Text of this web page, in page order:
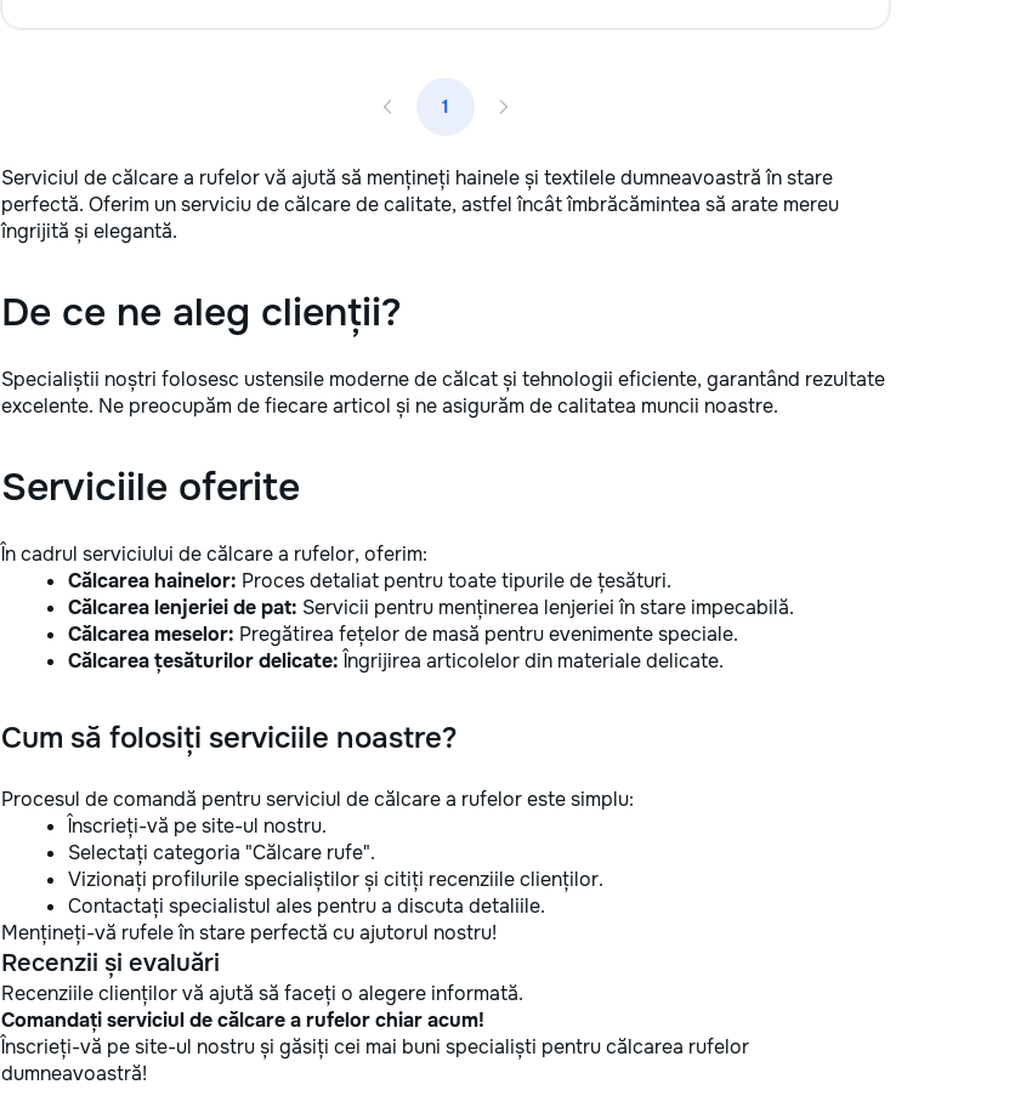
1
Serviciul de călcare a rufelor vă ajută să mențineți hainele și textilele dumneavoastră în stare
perfectă. Oferim un serviciu de călcare de calitate, astfel încât îmbrăcămintea să arate mereu
îngrijită și elegantă.
De ce ne aleg clienții?
Specialiștii noștri folosesc ustensile moderne de călcat și tehnologii eficiente, garantând rezultate
excelente. Ne preocupăm de fiecare articol și ne asigurăm de calitatea muncii noastre.
Serviciile oferite
În cadrul serviciului de călcare a rufelor, oferim:
Călcarea hainelor: Proces detaliat pentru toate tipurile de țesături.
Călcarea lenjeriei de pat: Servicii pentru menținerea lenjeriei în stare impecabilă.
Călcarea meselor: Pregătirea fețelor de masă pentru evenimente speciale.
Călcarea țesăturilor delicate: Îngrijirea articolelor din materiale delicate.
Cum să folosiți serviciile noastre?
Procesul de comandă pentru serviciul de călcare a rufelor este simplu:
Înscrieți-vă pe site-ul nostru.
Selectați categoria "Călcare rufe".
Vizionați profilurile specialiștilor și citiți recenziile clienților.
Contactați specialistul ales pentru a discuta detaliile.
Mențineți-vă rufele în stare perfectă cu ajutorul nostru!
Recenzii și evaluări
Recenziile clienților vă ajută să faceți o alegere informată.
Comandați serviciul de călcare a rufelor chiar acum!
Înscrieți-vă pe site-ul nostru și găsiți cei mai buni specialiști pentru călcarea rufelor
dumneavoastră!